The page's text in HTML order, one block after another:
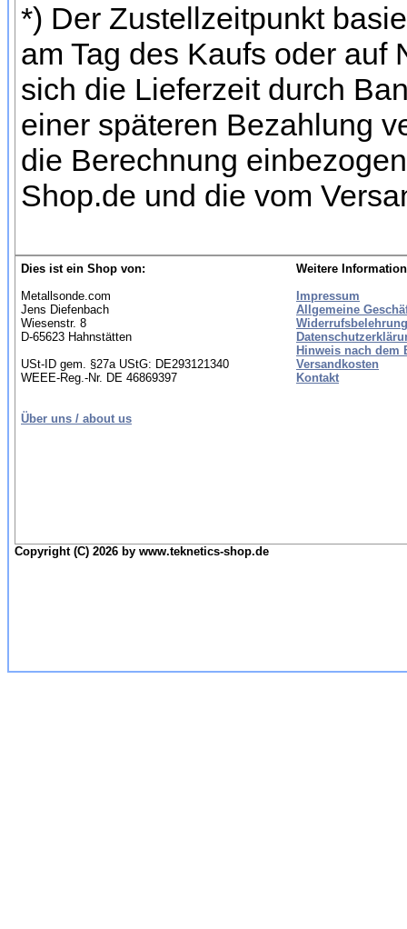
*) Der Zustellzeitpunkt
am Tag des Kaufs oder
sich die Lieferzeit durch
einer späteren Bezahlung
die Berechnung
Shop.de und die vom
Dies ist ein Shop von:
Metallsonde.com
Jens Diefenbach
Wiesenstr. 8
D-65623 Hahnstätten
USt-ID gem. §27a UStG: DE293121340
WEEE-Reg.-Nr. DE 46869397
Über uns / about us
Weitere
Impressum
Allgemeine
Hinweis nach dem
Versandkosten
Kontakt
Copyright (C) 2026 by www.teknetics-shop.de